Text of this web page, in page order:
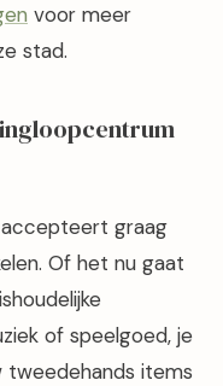
voor meer
stad.
graag
Of het nu gaat
of speelgoed, je
tweedehands items